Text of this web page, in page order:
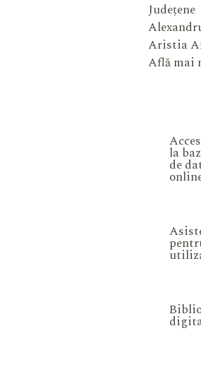
Județene
Aristia
Află mai
Acces
la
de